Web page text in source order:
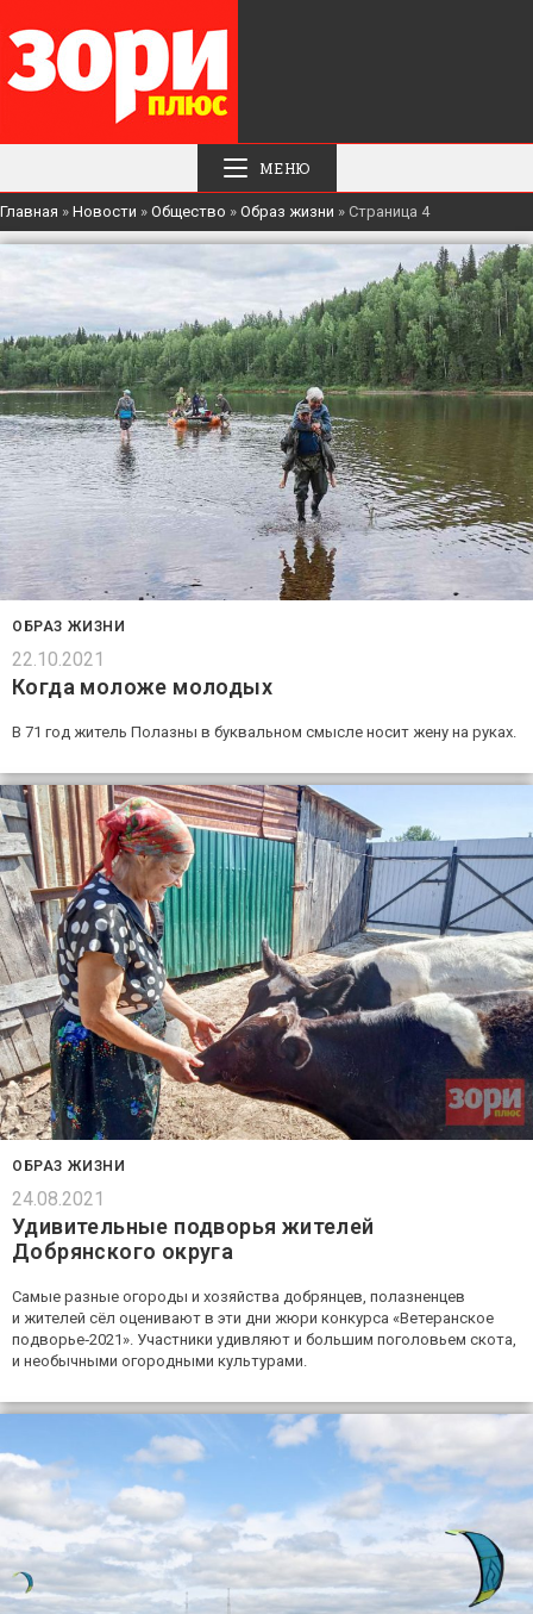
МЕНЮ
Главная » Новости » Общество » Образ жизни » Страница 4
ОБРАЗ ЖИЗНИ
22.10.2021
Когда моложе молодых
В 71 год житель Полазны в буквальном смысле носит жену на руках.
ОБРАЗ ЖИЗНИ
24.08.2021
Удивительные подворья жителей
Добрянского округа
Самые разные огороды и хозяйства добрянцев, полазненцев
и жителей сёл оценивают в эти дни жюри конкурса «Ветеранское
подворье‑2021». Участники удивляют и большим поголовьем скота,
и необычными огородными культурами.